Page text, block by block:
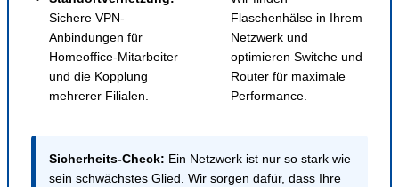
Sichere VPN-
Anbindungen für
Homeoffice-Mitarbeiter
und die Kopplung
mehrerer Filialen.
Flaschenhälse in Ihrem
Netzwerk und
optimieren Switche und
Router für maximale
Performance.
Sicherheits-Check: Ein Netzwerk ist nur so stark wie
sein schwächstes Glied. Wir sorgen dafür, dass Ihre